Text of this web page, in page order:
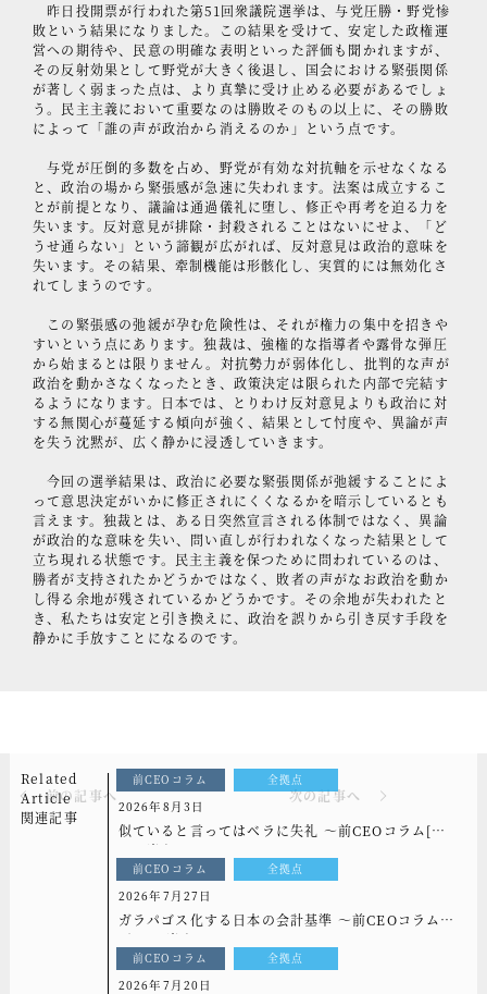
HAGレポート
採用情報
税理士変更をお考えの方
メールマガジン登録
ニュース
Twitter
Facebook
昨日投開票が行われた第51回衆議院選挙は、与党圧勝・野党惨
敗という結果になりました。この結果を受けて、安定した政権運
営への期待や、民意の明確な表明といった評価も聞かれますが、
その反射効果として野党が大きく後退し、国会における緊張関係
が著しく弱まった点は、より真摯に受け止める必要があるでしょ
う。民主主義において重要なのは勝敗そのもの以上に、その勝敗
によって「誰の声が政治から消えるのか」という点です。
与党が圧倒的多数を占め、野党が有効な対抗軸を示せなくなる
と、政治の場から緊張感が急速に失われます。法案は成立するこ
とが前提となり、議論は通過儀礼に堕し、修正や再考を迫る力を
失います。反対意見が排除・封殺されることはないにせよ、「ど
うせ通らない」という諦観が広がれば、反対意見は政治的意味を
失います。その結果、牽制機能は形骸化し、実質的には無効化さ
れてしまうのです。
この緊張感の弛緩が孕む危険性は、それが権力の集中を招きや
すいという点にあります。独裁は、強権的な指導者や露骨な弾圧
から始まるとは限りません。対抗勢力が弱体化し、批判的な声が
政治を動かさなくなったとき、政策決定は限られた内部で完結す
るようになります。日本では、とりわけ反対意見よりも政治に対
する無関心が蔓延する傾向が強く、結果として忖度や、異論が声
を失う沈黙が、広く静かに浸透していきます。
今回の選挙結果は、政治に必要な緊張関係が弛緩することによ
って意思決定がいかに修正されにくくなるかを暗示しているとも
言えます。独裁とは、ある日突然宣言される体制ではなく、異論
が政治的な意味を失い、問い直しが行われなくなった結果として
立ち現れる状態です。民主主義を保つために問われているのは、
勝者が支持されたかどうかではなく、敗者の声がなお政治を動か
し得る余地が残されているかどうかです。その余地が失われたと
き、私たちは安定と引き換えに、政治を誤りから引き戻す手段を
静かに手放すことになるのです。
前の記事へ 次の記事へ
Related
Article
関連記事
前CEOコラム 全拠点
2026年8月3日
似ていると言ってはベラに失礼 ～前CEOコラム[も
っと光を]vol.339
前CEOコラム 全拠点
2026年7月27日
ガラパゴス化する日本の会計基準 ～前CEOコラム
[もっと光を]vol.338
前CEOコラム 全拠点
2026年7月20日